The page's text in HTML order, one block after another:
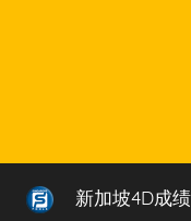
新加坡4D成绩